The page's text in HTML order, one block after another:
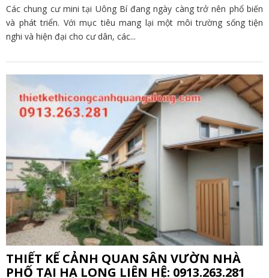
Các chung cư mini tại Uông Bí đang ngày càng trở nên phổ biến
và phát triển. Với mục tiêu mang lại một môi trường sống tiện
nghi và hiện đại cho cư dân, các...
THIẾT KẾ CẢNH QUAN SÂN VƯỜN NHÀ
PHỐ TẠI HẠ LONG LIÊN HỆ: 0913.263.281